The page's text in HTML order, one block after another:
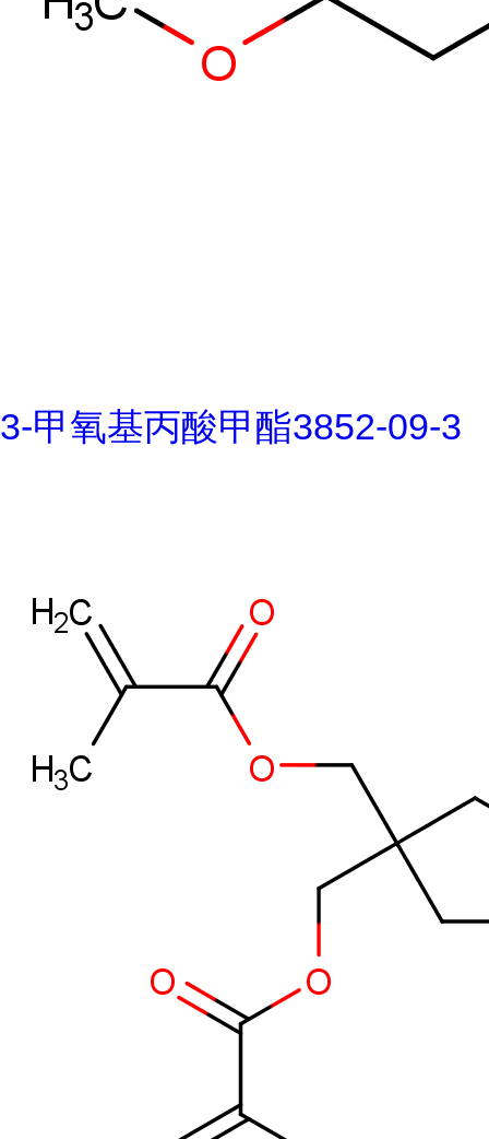
3-甲氧基丙酸甲酯3852-09-3